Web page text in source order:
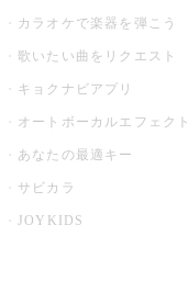
カラオケで楽器を弾こう
歌いたい曲をリクエスト
キョクナビアプリ
オートボーカルエフェクト
あなたの最適キー
サビカラ
JOYKIDS